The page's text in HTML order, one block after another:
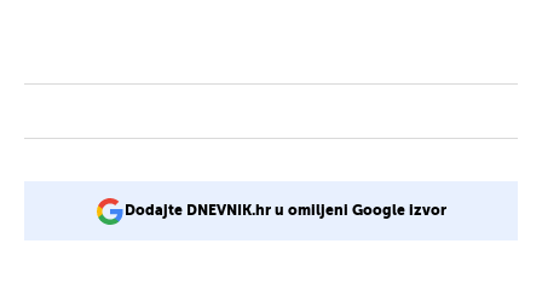
Dodajte DNEVNIK.hr u omiljeni Google izvor